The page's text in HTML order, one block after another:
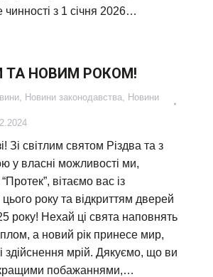
чинності з 1 січня 2026…
ТА НОВИМ РОКОМ!
, Новини законодавства, Новини
Зі світлим святом Різдва та з
у власні можливості ми,
вітаємо вас із
року та відкриттям дверей
року! Нехай ці свята наповнять
а новий рік принесе мир,
і здійснення мрій. Дякуємо, що ви
побажаннями,…